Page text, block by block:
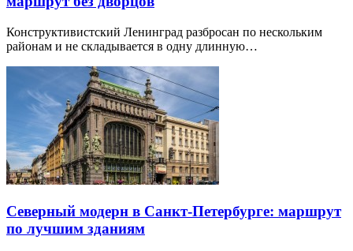
Конструктивистский Ленинград разбросан по нескольким
районам и не складывается в одну длинную…
Северный модерн в Санкт-Петербурге: маршрут
по лучшим зданиям